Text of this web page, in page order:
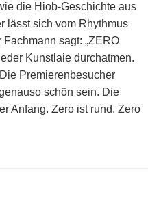
die Hiob-Geschichte aus
lässt sich vom Rhythmus
sagt: „ZERO
Kunstlaie durchatmen.
Premierenbesucher
schön sein. Die
Anfang. Zero ist rund. Zero